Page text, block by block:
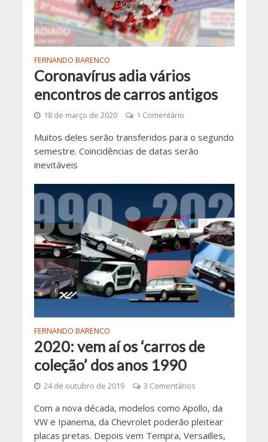
FERNANDO BARENCO
Coronavírus adia vários
encontros de carros antigos
18 de março de 2020 1 Comentário
Muitos deles serão transferidos para o segundo
semestre. Coincidências de datas serão
inevitáveis
FERNANDO BARENCO
2020: vem aí os ‘carros de
coleção’ dos anos 1990
24 de outubro de 2019 3 Comentários
Com a nova década, modelos como Apollo, da
VW e Ipanema, da Chevrolet poderão pleitear
placas pretas. Depois vem Tempra, Versailles,